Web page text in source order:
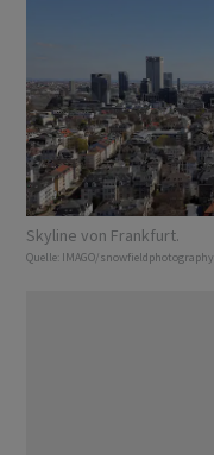
Skyline von Frankfurt.
Quelle: IMAGO/snowfieldphotography